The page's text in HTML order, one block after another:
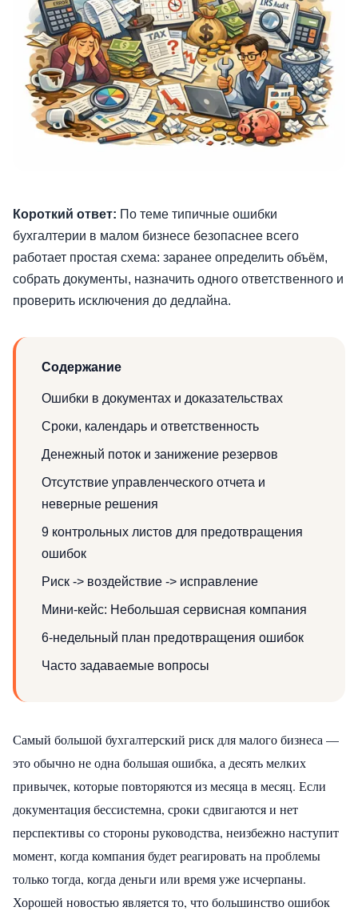
Короткий ответ: По теме типичные ошибки
бухгалтерии в малом бизнесе безопаснее всего
работает простая схема: заранее определить объём,
собрать документы, назначить одного ответственного и
проверить исключения до дедлайна.
Содержание
Ошибки в документах и ​​доказательствах
Сроки, календарь и ответственность
Денежный поток и занижение резервов
Отсутствие управленческого отчета и
неверные решения
9 контрольных листов для предотвращения
ошибок
Риск -> воздействие -> исправление
Мини-кейс: Небольшая сервисная компания
6-недельный план предотвращения ошибок
Часто задаваемые вопросы
Самый большой бухгалтерский риск для малого бизнеса —
это обычно не одна большая ошибка, а десять мелких
привычек, которые повторяются из месяца в месяц. Если
документация бессистемна, сроки сдвигаются и нет
перспективы со стороны руководства, неизбежно наступит
момент, когда компания будет реагировать на проблемы
только тогда, когда деньги или время уже исчерпаны.
Хорошей новостью является то, что большинство ошибок